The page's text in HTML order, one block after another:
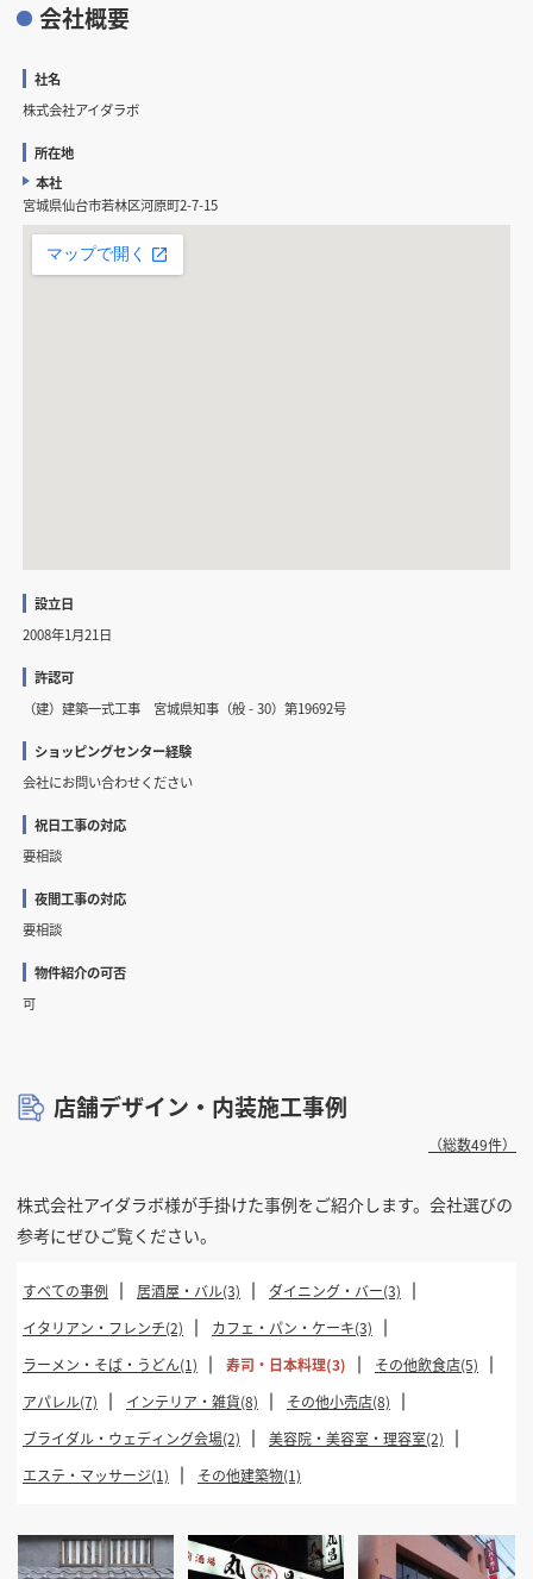
会社概要
社名
株式会社アイダラボ
所在地
本社
宮城県仙台市若林区河原町2-7-15
設立日
2008年1月21日
許認可
（建）建築一式工事 宮城県知事（般 - 30）第19692号
ショッピングセンター経験
会社にお問い合わせください
祝日工事の対応
要相談
夜間工事の対応
要相談
物件紹介の可否
可
店舗デザイン・内装施工事例
（総数49件）
株式会社アイダラボ様が手掛けた事例をご紹介します。会社選びの
参考にぜひご覧ください。
すべての事例 居酒屋・バル(3)
ダイニング・バー(3)
イタリアン・フレンチ(2)
カフェ・パン・ケーキ(3)
ラーメン・そば・うどん(1)
寿司・日本料理(3)
その他飲食店(5)
アパレル(7)
インテリア・雑貨(8)
その他小売店(8)
ブライダル・ウェディング会場(2)
美容院・美容室・理容室(2)
エステ・マッサージ(1)
その他建築物(1)